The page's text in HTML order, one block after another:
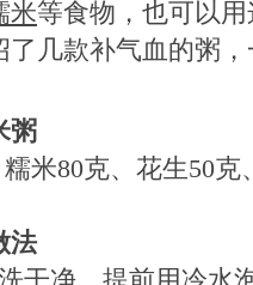
米等食物，也可以
了几款补气血的粥
粥
80克、花生50克
法